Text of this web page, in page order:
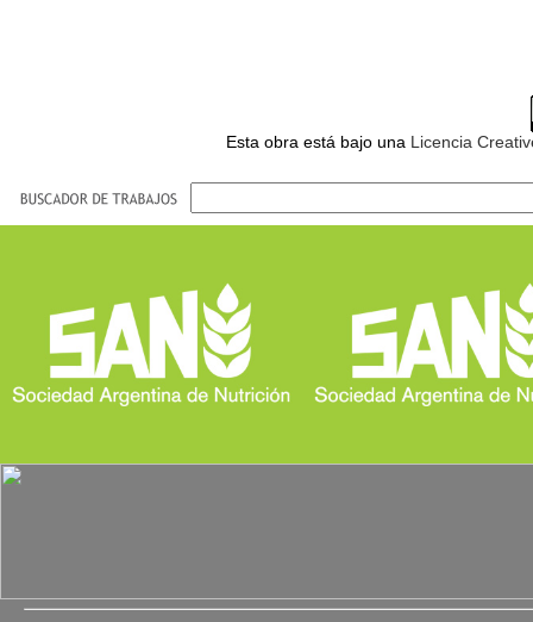
Esta obra está bajo una Licencia